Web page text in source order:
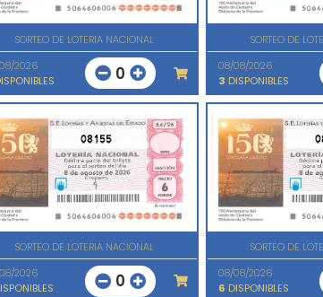
SORTEO DE LOTERIA NACIONAL
2026
0
SORTEO DE
08/08/2026
3 DISPONIBLES
08155
SORTEO DE LOTERIA NACIONAL
2026
0
SORTEO DE
08/08/2026
6 DISPONIBLES